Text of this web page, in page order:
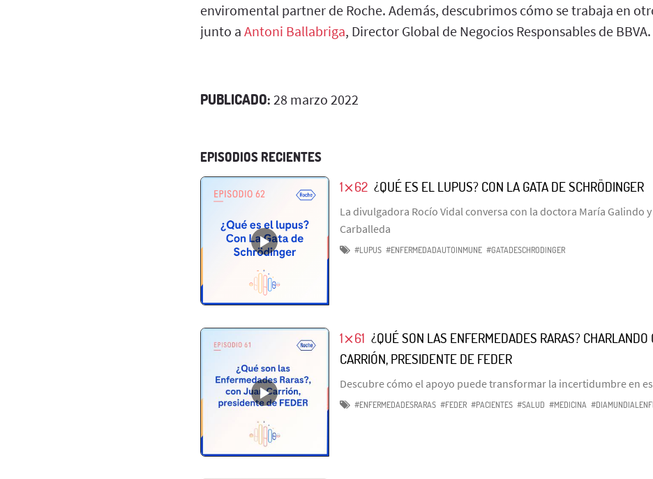
enviromental partner de Roche. Además, descubrimos cómo se trabaja en
junto a Antoni Ballabriga, Director Global de Negocios Responsables de BBVA.
PUBLICADO: 28 marzo 2022
EPISODIOS RECIENTES
1⨯62 ¿QUÉ ES EL LUPUS? CON LA GATA DE SCHRÖDINGER
La divulgadora Rocío Vidal conversa con la doctora María Galindo
Carballeda
#LUPUS #ENFERMEDADAUTOINMUNE #GATADESCHRODINGER
1⨯61 ¿QUÉ SON LAS ENFERMEDADES RARAS? CHARLANDO
CARRIÓN, PRESIDENTE DE FEDER
Descubre cómo el apoyo puede transformar la incertidumbre en
#ENFERMEDADESRARAS #FEDER #PACIENTES #SALUD #MEDICINA